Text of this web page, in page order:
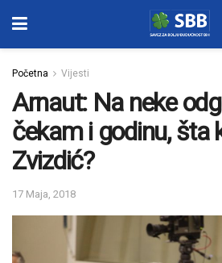
Početna Vijesti
Arnaut: Na neke
čekam i godinu, šta
Zvizdić?
17 Maja, 2018